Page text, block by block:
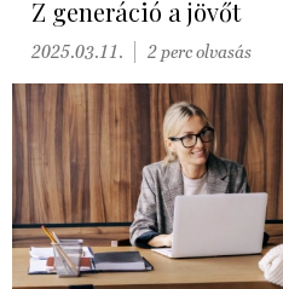
Z generáció a jövőt
2025.03.11. 2 perc olvasás